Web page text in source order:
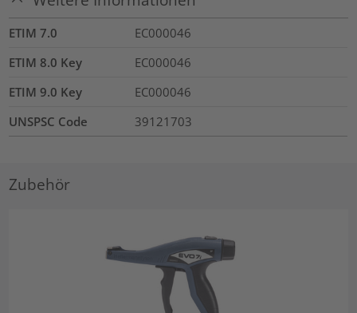
ETIM 7.0
EC000046
ETIM 8.0 Key
EC000046
ETIM 9.0 Key
EC000046
UNSPSC Code
39121703
Zubehör